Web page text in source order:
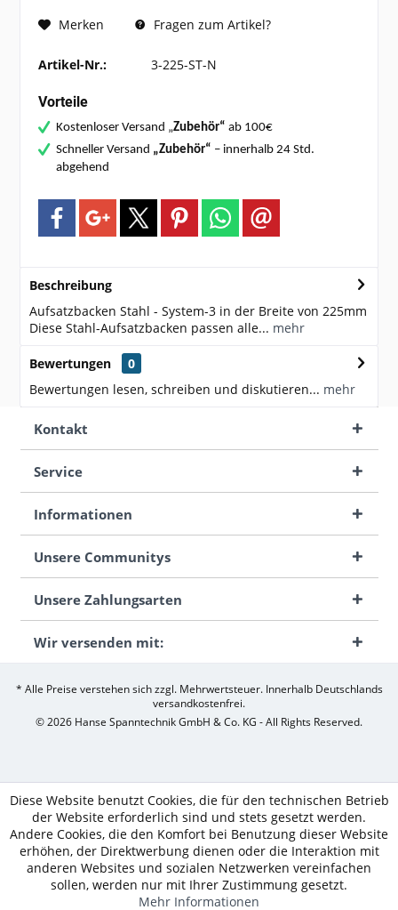
Merken Fragen zum Artikel?
Artikel-Nr.: 3-225-ST-N
Vorteile
Kostenloser Versand „Zubehör“ ab 100€
Schneller Versand „Zubehör“ – innerhalb 24 Std.
abgehend
Beschreibung
Aufsatzbacken Stahl - System-3 in der Breite von 225mm
Diese Stahl-Aufsatzbacken passen alle... mehr
Bewertungen
0
Bewertungen lesen, schreiben und diskutieren... mehr
Kontakt
Service
Informationen
Unsere Communitys
Unsere Zahlungsarten
Wir versenden mit:
* Alle Preise verstehen sich zzgl. Mehrwertsteuer. Innerhalb Deutschlands
versandkostenfrei.
© 2026 Hanse Spanntechnik GmbH & Co. KG - All Rights Reserved.
Diese Website benutzt Cookies, die für den technischen Betrieb
der Website erforderlich sind und stets gesetzt werden.
Andere Cookies, die den Komfort bei Benutzung dieser Website
erhöhen, der Direktwerbung dienen oder die Interaktion mit
anderen Websites und sozialen Netzwerken vereinfachen
sollen, werden nur mit Ihrer Zustimmung gesetzt.
Mehr Informationen